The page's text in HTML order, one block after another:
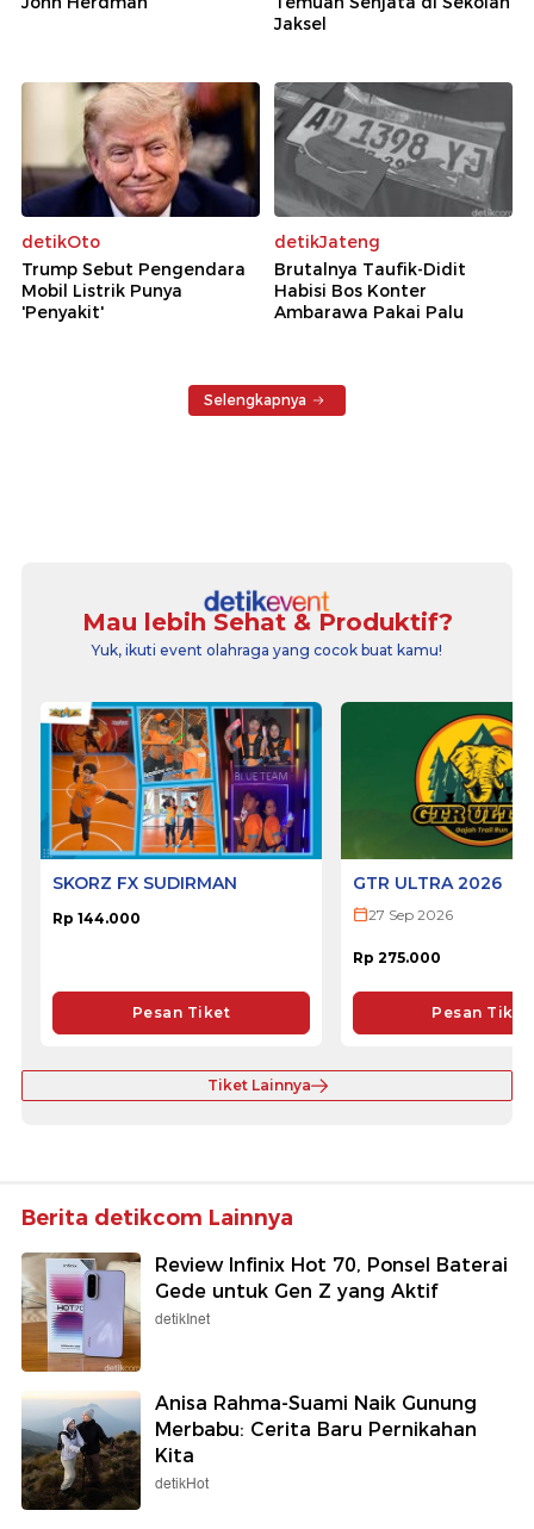
Jaksel
detikOto
Trump Sebut Pengendara
Mobil Listrik Punya
'Penyakit'
detikJateng
Brutalnya Taufik-Didit
Habisi Bos Konter
Ambarawa Pakai Palu
Selengkapnya
Mau lebih Sehat & Produktif?
Yuk, ikuti event olahraga yang cocok buat kamu!
SKORZ FX SUDIRMAN
Rp 144.000
Pesan Tiket
GTR ULTRA 2026
27 Sep 2026
Rp 275.000
Pesan Tiket
Tiket Lainnya
Berita detikcom Lainnya
Review Infinix Hot 70, Ponsel Baterai
Gede untuk Gen Z yang Aktif
detikInet
Anisa Rahma-Suami Naik Gunung
Merbabu: Cerita Baru Pernikahan
Kita
detikHot